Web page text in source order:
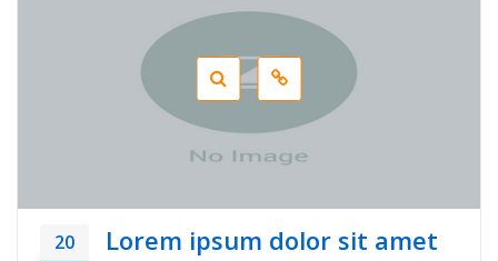
20 Lorem ipsum dolor sit amet